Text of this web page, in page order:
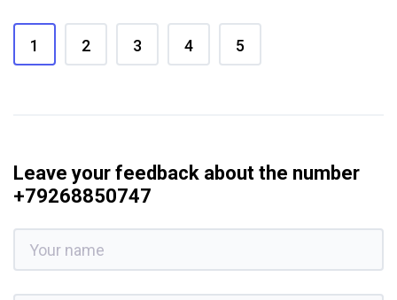
1 2 3 4 5
Leave your feedback about the number
+79268850747